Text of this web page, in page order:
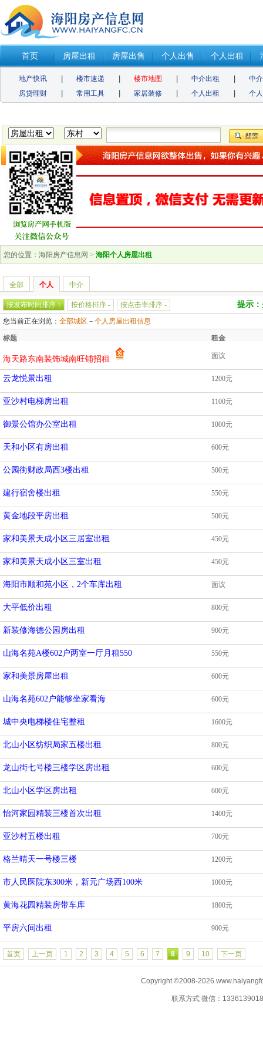
首页 房屋出租 房屋出售 个人出售 个人出租
地产快讯 楼市速递 楼市地图 中介出租
中
房贷理财
常用工具 家居装修 个人出租 个
您的位置： 海阳房产信息网 > 海阳个人房屋出租
全部 个人 中介
按发布时间排序 ↑ 按价格排序 - 按点击率排序 - 提示
您当前正在浏览： 全部城区 － 个人房屋出租信息
标题 租金
海天路东南装饰城南旺铺招租 面议
云龙悦景出租 1200元
亚沙村电梯房出租 1100元
御景公馆办公室出租 1000元
天和小区有房出租 600元
公园街财政局西3楼出租 500元
建行宿舍楼出租 550元
黄金地段平房出租 500元
家和美景天成小区三居室出租 450元
家和美景天成小区三室出租 450元
海阳市顺和苑小区，2个车库出租 面议
大平低价出租 800元
新装修海德公园房出租 900元
山海名苑A楼602户两室一厅月租550 550元
家和美景房屋出租 600元
山海名苑602户能够坐家看海 600元
城中央电梯楼住宅整租 1600元
北山小区纺织局家五楼出租 800元
龙山街七号楼三楼学区房出租 600元
北山小区学区房出租 600元
怡河家园精装三楼首次出租 1400元
亚沙村五楼出租 700元
格兰晴天一号楼三楼 1200元
市人民医院东300米，新元广场西100米 1000元
黄海花园精装房带车库 1800元
平房六间出租 900元
首页 上一页 1 2 3 4 5 6 7 8 9 10 下一页
Copyright ©2008-2026
联系方式 微信：